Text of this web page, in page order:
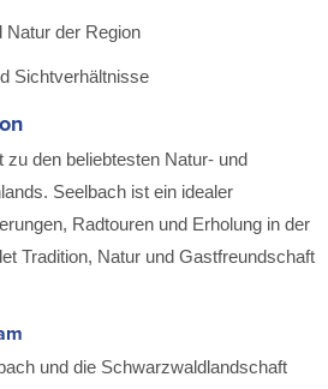
Natur der Region
Sichtverhältnisse
zu den beliebtesten Natur- und
Seelbach ist ein idealer
Radtouren und Erholung in der
Tradition, Natur und Gastfreundschaft
und die Schwarzwaldlandschaft